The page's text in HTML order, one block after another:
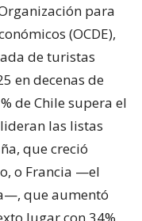
para
(OCDE),
de turistas
en decenas de
de Chile supera el
las listas
que creció
o Francia —el
que aumentó
lugar con 34%.